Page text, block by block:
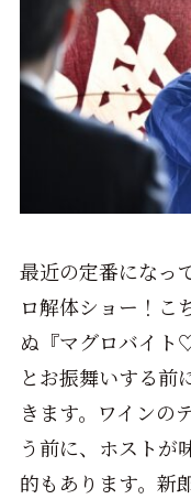
最近の定番になっ
ロ解体ショー！こ
ぬ『マグロバイト
とお振舞いする前
きます。ワインの
う前に、ホストが
的もあります。新